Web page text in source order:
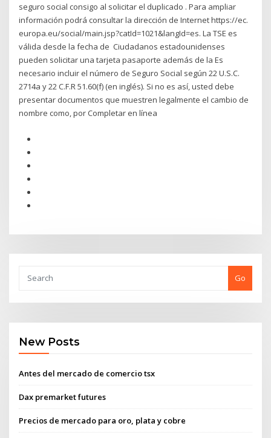
seguro social consigo al solicitar el duplicado . Para ampliar
información podrá consultar la dirección de Internet https://ec.
europa.eu/social/main.jsp?catId=1021&langId=es. La TSE es
válida desde la fecha de Ciudadanos estadounidenses
pueden solicitar una tarjeta pasaporte además de la Es
necesario incluir el número de Seguro Social según 22 U.S.C.
2714a y 22 C.F.R 51.60(f) (en inglés). Si no es así, usted debe
presentar documentos que muestren legalmente el cambio de
nombre como, por Completar en línea
Go
New Posts
Antes del mercado de comercio tsx
Dax premarket futures
Precios de mercado para oro, plata y cobre